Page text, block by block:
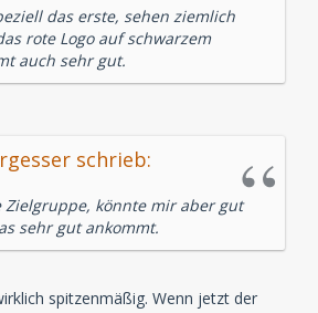
das erste, sehen ziemlich
rote Logo auf schwarzem
auch sehr gut.
schrieb:
Zielgruppe, könnte mir aber gut
sehr gut ankommt.
spitzenmäßig. Wenn jetzt der